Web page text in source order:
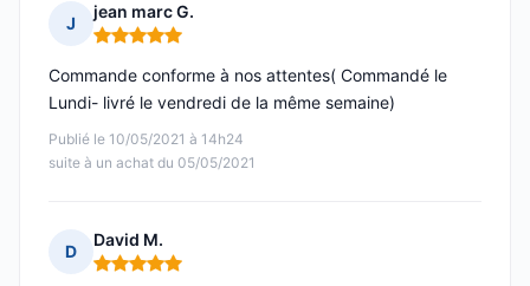
J
jean marc G.
Note : 5 sur 5
Publié le 10/05/2021 à 14h24
suite à un achat du 05/05/2021
Commande conforme à nos attentes( Commandé le
Lundi- livré le vendredi de la même semaine)
D
David M.
Note : 5 sur 5